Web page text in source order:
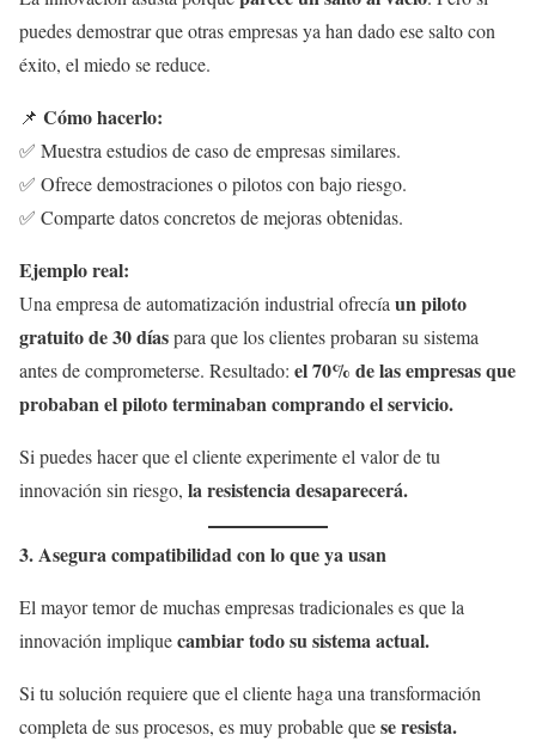
puedes demostrar que otras empresas ya han dado ese salto con
éxito, el miedo se reduce.
📌 Cómo hacerlo:
✅ Muestra estudios de caso de empresas similares.
✅ Ofrece demostraciones o pilotos con bajo riesgo.
✅ Comparte datos concretos de mejoras obtenidas.
Ejemplo real:
Una empresa de automatización industrial ofrecía un piloto
gratuito de 30 díaspara que los clientes probaran su sistema
antes de comprometerse. Resultado: el 70% de las empresas que
probaban el piloto terminaban comprando el servicio.
Si puedes hacer que el cliente experimente el valor de tu
innovación sin riesgo, la resistencia desaparecerá.
3. Asegura compatibilidad con lo que ya usan
El mayor temor de muchas empresas tradicionales es que la
innovación impliquecambiar todo su sistema actual.
Si tu solución requiere que el cliente haga una transformación
completa de sus procesos, es muy probable quese resista.